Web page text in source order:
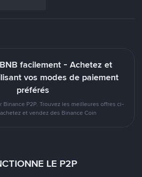
facilement - Achetez et
vos modes de paiement
préférés
Binance P2P. Trouvez les meilleures offres ci-
et vendez des Binance Coin
LE P2P